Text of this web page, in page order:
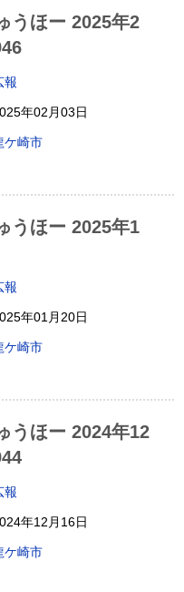
うほー 2025年2
報
年02月03日
ケ崎市
うほー 2025年1
報
年01月20日
ケ崎市
うほー 2024年12
報
年12月16日
ケ崎市